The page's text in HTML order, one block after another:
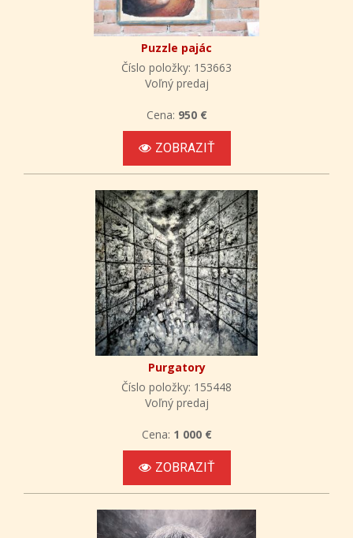
Puzzle pajác
Číslo položky: 153663
Voľný predaj
Cena: 950 €
ZOBRAZIŤ
Purgatory
Číslo položky: 155448
Voľný predaj
Cena: 1 000 €
ZOBRAZIŤ